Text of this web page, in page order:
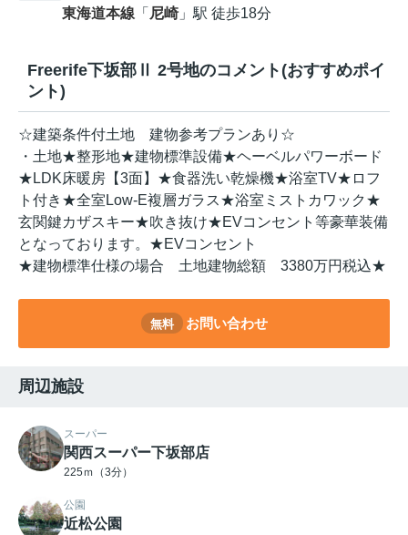
東海道本線 「 尼崎」駅 徒歩18分
Freerife下坂部Ⅱ 2号地のコメント(おすすめポイ
ント)
☆建築条件付土地 建物参考プランあり☆
・土地★整形地★建物標準設備★ヘーベルパワーボード
★LDK床暖房【3面】★食器洗い乾燥機★浴室TV★ロフ
ト付き★全室Low-E複層ガラス★浴室ミストカワック★
玄関鍵カザスキー★吹き抜け★EVコンセント等豪華装備
となっております。★EVコンセント
★建物標準仕様の場合 土地建物総額 3380万円税込★
無料 お問い合わせ
周辺施設
スーパー
関西スーパー下坂部店
225ｍ（3分）
公園
近松公園